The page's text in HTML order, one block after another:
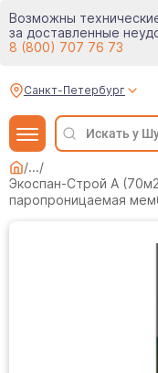
Возможны
за доставленные
8 (800) 707 76 73
Санкт-Петербург
/.../
Экоспан-Строй А
паропроницаемая